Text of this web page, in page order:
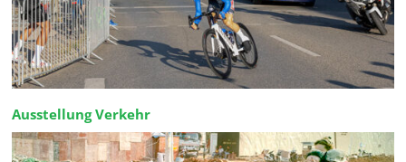
Ausstellung Verkehr